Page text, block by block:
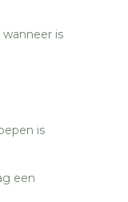
is
is
een